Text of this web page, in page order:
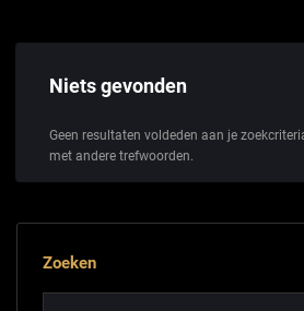
Niets gevonden
Geen resultaten voldeden aan je
met andere trefwoorden.
Zoeken